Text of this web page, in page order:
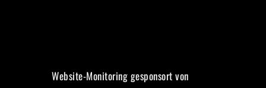
Website-Monitoring gesponsort von